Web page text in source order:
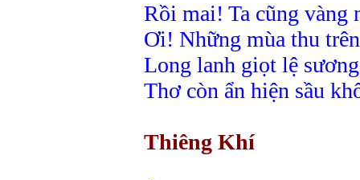
Rồi mai! Ta cũng vàng
Ơi! Những mùa thu
Long lanh giọt lệ
Thơ còn ẩn hiện sầu
Thiêng Khí